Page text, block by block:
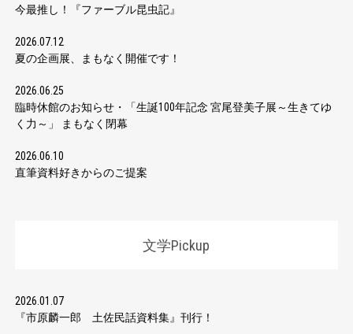
今最推し！『ファーブル昆虫記』
2026.07.12
夏の企画展、まもなく開催です！
2026.06.25
臨時休館のお知らせ・「生誕100年記念 宮尾登美子展～生きてゆ
く力～」 まもなく閉幕
2026.06.10
直筆資料好きからのご提案
文学Pickup
2026.01.07
『市原麟一郎 土佐民話資料集』刊行！